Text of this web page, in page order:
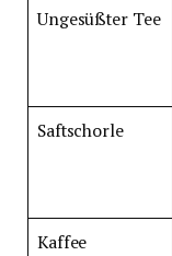
Ungesüßter Tee
Saftschorle
Kaffee